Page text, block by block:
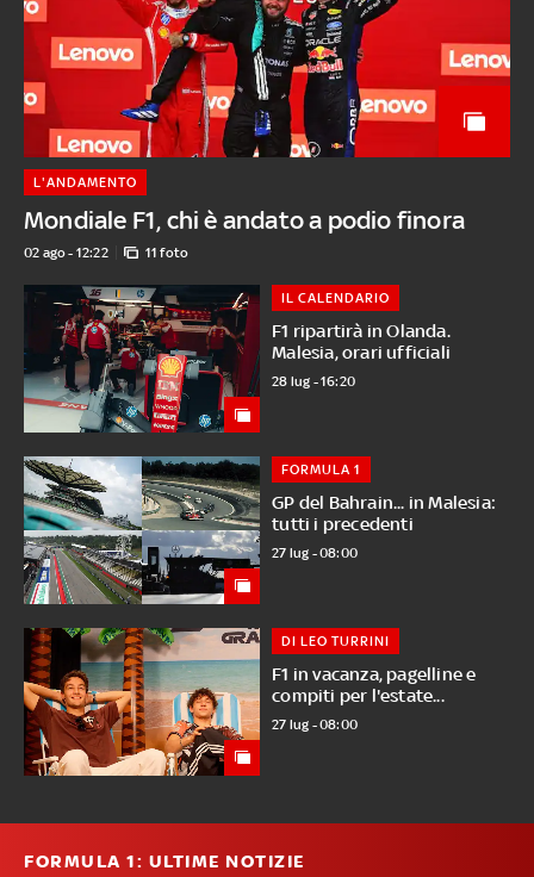
Mondiale F1, chi è andato a podio finora
L'ANDAMENTO
02 ago - 12:22 11 foto
F1 ripartirà in Olanda.
Malesia, orari ufficiali
IL CALENDARIO
28 lug - 16:20
GP del Bahrain... in Malesia:
tutti i precedenti
FORMULA 1
27 lug - 08:00
F1 in vacanza, pagelline e
compiti per l'estate...
DI LEO TURRINI
27 lug - 08:00
FORMULA 1: ULTIME NOTIZIE